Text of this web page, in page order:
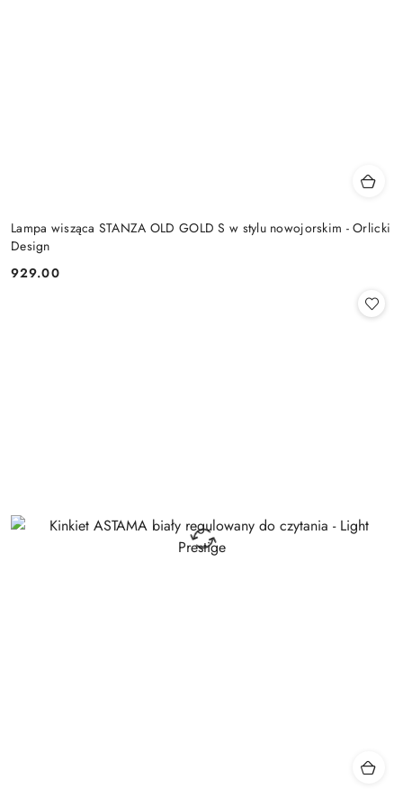
Lampa wisząca STANZA OLD GOLD S w stylu nowojorskim - Orlicki
Design
Cena:
929.00